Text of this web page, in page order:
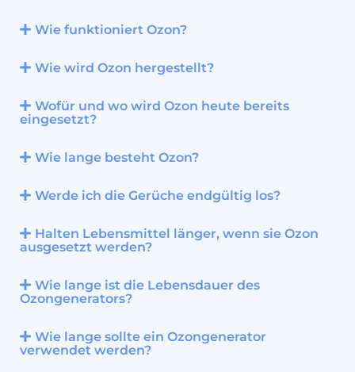
Wie funktioniert Ozon?
Wie wird Ozon hergestellt?
Wofür und wo wird Ozon heute bereits
eingesetzt?
Wie lange besteht Ozon?
Werde ich die Gerüche endgültig los?
Halten Lebensmittel länger, wenn sie Ozon
ausgesetzt werden?
Wie lange ist die Lebensdauer des
Ozongenerators?
Wie lange sollte ein Ozongenerator
verwendet werden?